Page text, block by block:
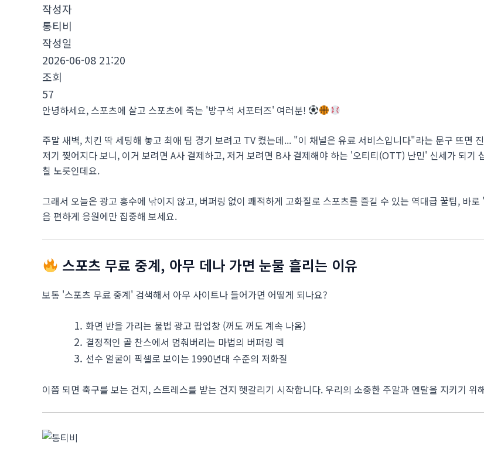
작성자
통티비
작성일
2026-06-08 21:20
조회
57
안녕하세요, 스포츠에 살고 스포츠에 죽는 '방구석 서포터즈' 여러분!
주말 새벽, 치킨 딱 세팅해 놓고 최애 팀 경기 보려고 TV 켰는데... "이 채널은 유료 서비스입니다"라는 문구 뜨면
저기 찢어지다 보니, 이거 보려면 A사 결제하고, 저거 보려면 B사 결제해야 하는 '오티티(OTT) 난민' 신세가 되기
칠 노릇인데요.
그래서 오늘은 광고 홍수에 낚이지 않고, 버퍼링 없이 쾌적하게 고화질로 스포츠를 즐길 수 있는 역대급 꿀팁, 바로 '
음 편하게 응원에만 집중해 보세요.
스포츠 무료 중계, 아무 데나 가면 눈물 흘리는 이유
보통 '스포츠 무료 중계' 검색해서 아무 사이트나 들어가면 어떻게 되나요?
화면 반을 가리는 불법 광고 팝업창 (꺼도 꺼도 계속 나옴)
결정적인 골 찬스에서 멈춰버리는 마법의 버퍼링 렉
선수 얼굴이 픽셀로 보이는 1990년대 수준의 저화질
이쯤 되면 축구를 보는 건지, 스트레스를 받는 건지 헷갈리기 시작합니다. 우리의 소중한 주말과 멘탈을 지키기